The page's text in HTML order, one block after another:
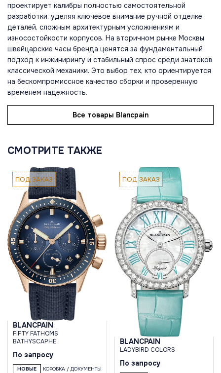
проектирует калибры полностью самостоятельной
разработки, уделяя ключевое внимание ручной отделке
деталей, сложным архитектурным усложнениям и
износостойкости корпусов. На вторичном рынке Москвы
швейцарские часы бренда ценятся за фундаментальный
подход к инжинирингу и стабильный спрос среди знатоков
классической механики. Это выбор тех, кто ориентируется
на бескомпромиссное качество сборки и проверенную
временем надежность.
Все товары Blancpain
СМОТРИТЕ ТАКЖЕ
ПОД ЗАКАЗ
BLANCPAIN
FIFTY FATHOMS
BATHYSCAPHE
По запросу
НОВЫЕ КОРОБКА / ДОКУМЕНТЫ
ПОД ЗАКАЗ
BLANCPAIN
LADYBIRD COLORS
По запросу